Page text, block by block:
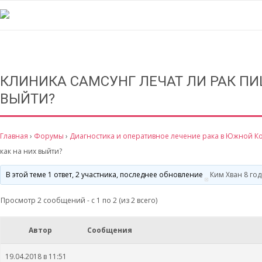
КЛИНИКА САМСУНГ ЛЕЧАТ ЛИ РАК
ВЫЙТИ?
Главная › Форумы › Диагностика и оперативное лечение рака в Южной
как на них выйти?
В этой теме 1 ответ, 2 участника, последнее обновление Ким Хван 8
Просмотр 2 сообщений - с 1 по 2 (из 2 всего)
Автор Сообщения
19.04.2018 в 11:51